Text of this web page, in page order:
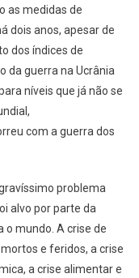
E
O
Novo
Governo
as medidas de
dois anos, apesar de
dos índices de
da guerra na Ucrânia
níveis que já não se
com a guerra dos
problema
alvo por parte da
o mundo. A crise de
e feridos, a crise
a crise alimentar e